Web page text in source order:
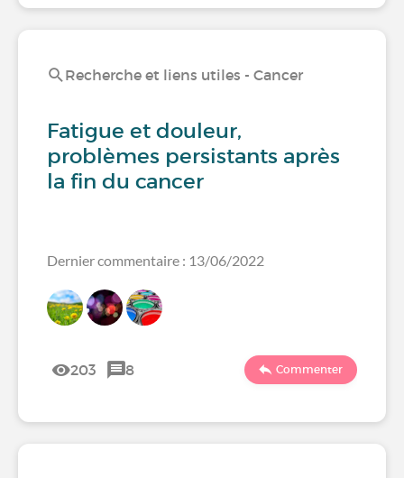
Recherche et liens utiles - Cancer
Fatigue et douleur,
problèmes persistants après
la fin du cancer
Dernier commentaire : 13/06/2022
203 8 Commenter